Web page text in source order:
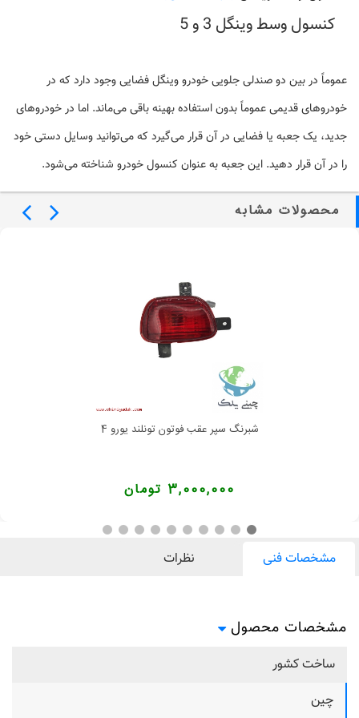
کنسول وسط وینگل 3 و 5
عموماً در بین دو صندلی جلوییخودرووینگل فضایی وجود دارد که در
خودروهای قدیمی عموماً بدون استفاده بهینه باقی می‌ماند. اما در خودروهای
جدید، یک جعبه یا فضایی در آن قرار می‌گیرد که می‌توانید وسایل دستی خود
را در آن قرار دهید. این جعبه به عنوان کنسول خودرو شناخته می‌شود.
محصولات مشابه
شبرنگ سپر عقب فوتون تونلند یورو 4
3,000,000 تومان
مشخصات فنی نظرات
مشخصات محصول
ساخت کشور
چین